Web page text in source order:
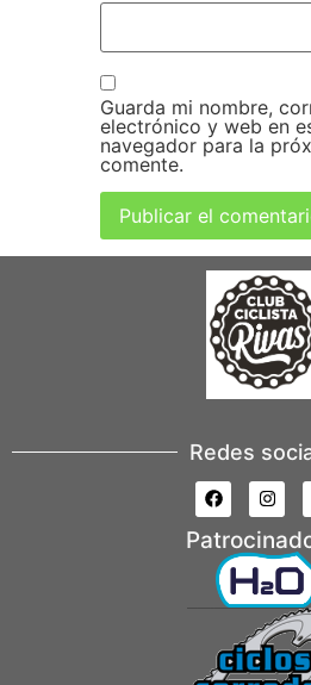
Guarda mi nombre,
electrónico y web en
navegador para la
comente.
Redes